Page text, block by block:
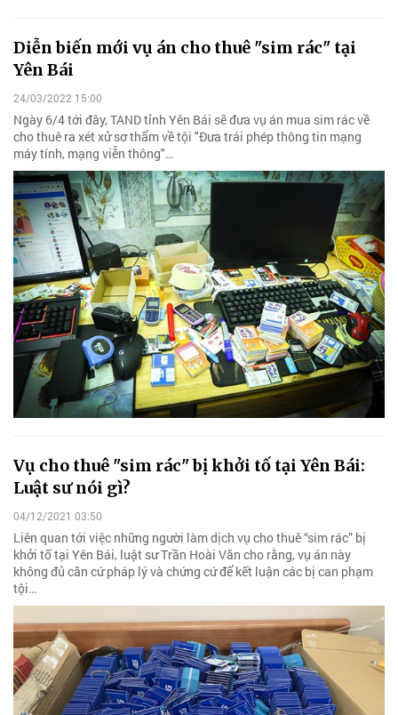
Diễn biến mới vụ án cho thuê "sim rác" tại
Yên Bái
24/03/2022 15:00
Ngày 6/4 tới đây, TAND tỉnh Yên Bái sẽ đưa vụ án mua sim rác về
cho thuê ra xét xử sơ thẩm về tội "Đưa trái phép thông tin mạng
máy tính, mạng viễn thông"…
Vụ cho thuê "sim rác" bị khởi tố tại Yên Bái:
Luật sư nói gì?
04/12/2021 03:50
Liên quan tới việc những người làm dịch vụ cho thuê “sim rác” bị
khởi tố tại Yên Bái, luật sư Trần Hoài Văn cho rằng, vụ án này
không đủ căn cứ pháp lý và chứng cứ để kết luận các bị can phạm
tội…